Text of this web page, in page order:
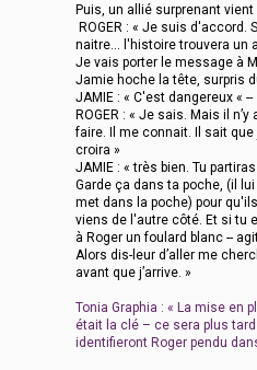
Puis, un allié surprenant
ROGER : « Je suis d'accord.
naitre... l'histoire trouvera un
Je vais porter le message à
Jamie hoche la tête, surpris
JAMIE : « C'est dangereux « --
ROGER : « Je sais. Mais il
faire. Il me connait. Il sait
croira »
JAMIE : « très bien. Tu
Garde ça dans ta poche, (il
met dans la poche) pour
viens de l'autre côté. Et si tu
à Roger un foulard blanc --
Alors dis-leur d’aller me
avant que j’arrive. »
Tonia Graphia : « La mise en
était la clé – ce sera plus
identifieront Roger pendu